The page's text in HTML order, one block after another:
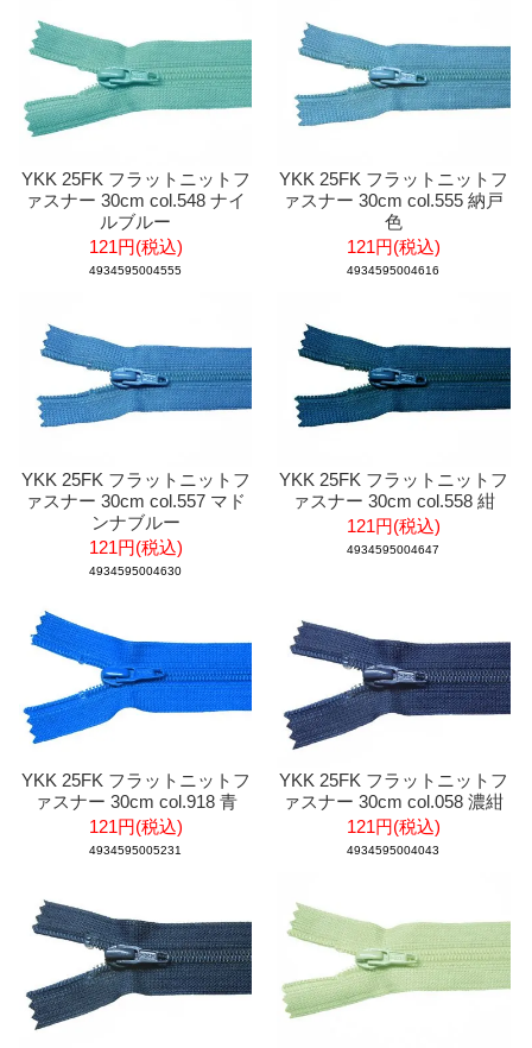
YKK 25FK フラットニットフ
ァスナー 30cm col.548 ナイ
ルブルー
121円(税込)
4934595004555
YKK 25FK フラットニットフ
ァスナー 30cm col.555 納戸
色
121円(税込)
4934595004616
YKK 25FK フラットニットフ
ァスナー 30cm col.557 マド
ンナブルー
121円(税込)
4934595004630
YKK 25FK フラットニットフ
ァスナー 30cm col.558 紺
121円(税込)
4934595004647
YKK 25FK フラットニットフ
ァスナー 30cm col.918 青
121円(税込)
4934595005231
YKK 25FK フラットニットフ
ァスナー 30cm col.058 濃紺
121円(税込)
4934595004043